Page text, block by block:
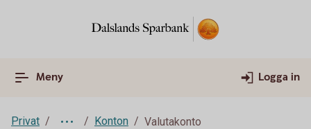
Meny Logga in
Privat Konton Valutakonto